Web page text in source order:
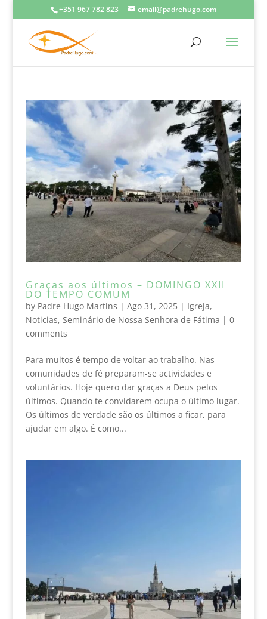
+351 967 782 823 email@padrehugo.com
Graças aos últimos – DOMINGO XXII
DO TEMPO COMUM
by Padre Hugo Martins | Ago 31, 2025| Igreja,
Noticias, Seminário de Nossa Senhora de Fátima | 0
comments
Para muitos é tempo de voltar ao trabalho. Nas
comunidades de fé preparam-se actividades e
voluntários. Hoje quero dar graças a Deus pelos
últimos. Quando te convidarem ocupa o último lugar.
Os últimos de verdade são os últimos a ficar, para
ajudar em algo. É como...